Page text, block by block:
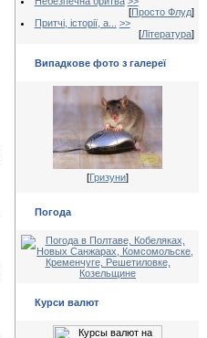
[Просто Флуд]
Притчі, історії, а...
>>
[Література]
Випадкове фото з галереї
[Гризуни]
Погода
Курси валют